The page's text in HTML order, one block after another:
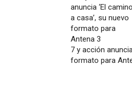
7 y acción
formato para